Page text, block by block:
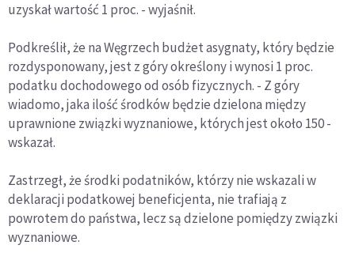
uzyskał wartość 1 proc. - wyjaśnił.
Podkreślił, że na Węgrzech budżet asygnaty, który będzie
rozdysponowany, jest z góry określony i wynosi 1 proc.
podatku dochodowego od osób fizycznych. - Z góry
wiadomo, jaka ilość środków będzie dzielona między
uprawnione związki wyznaniowe, których jest około 150 -
wskazał.
Zastrzegł, że środki podatników, którzy nie wskazali w
deklaracji podatkowej beneficjenta, nie trafiają z
powrotem do państwa, lecz są dzielone pomiędzy związki
wyznaniowe.